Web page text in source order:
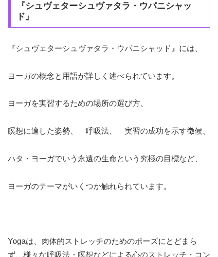
『シュヴェターシュヴァタラ・ウパニシャッ
ド』
『シュヴェターシュヴァタラ・ウパニシャッド』には、
ヨーガの概念と用語が詳しく述べられています。
ヨーガを実習するための場所の選び方、
瞑想に適した姿勢、 呼吸法、 実習の成功を示す徴候、
ハタ・ヨーガでいう永遠の生命という究極の目標など、
ヨーガのテーマがいくつか触れられています。
Yogaは、肉体的ストレッチのためのポーズにとどまら
ず、様々な呼吸法・瞑想などによる心のストレッチ・コン